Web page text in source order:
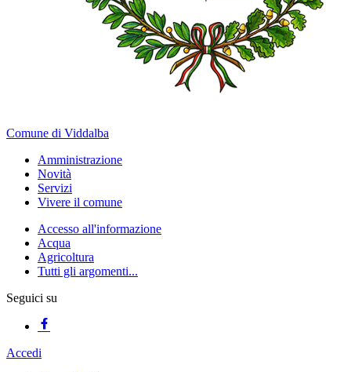
Comune di Viddalba
Amministrazione
Novità
Servizi
Vivere il comune
Accesso all'informazione
Acqua
Agricoltura
Tutti gli argomenti...
Seguici su
Accedi